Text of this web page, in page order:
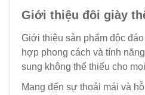
Giới thiệu đôi giày
Giới thiệu sản phẩm độc
hợp phong cách và tính
sung không thể thiếu cho
Mang đến sự thoải mái và